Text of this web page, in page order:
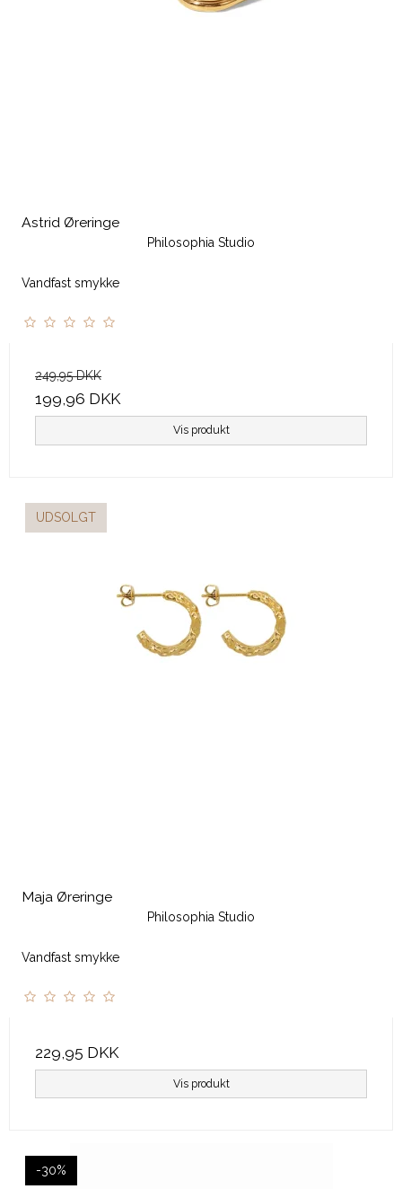
Astrid Øreringe
Philosophia Studio
Vandfast smykke
249,95 DKK
199,96 DKK
Vis produkt
UDSOLGT
Maja Øreringe
Philosophia Studio
Vandfast smykke
229,95 DKK
Vis produkt
-30%